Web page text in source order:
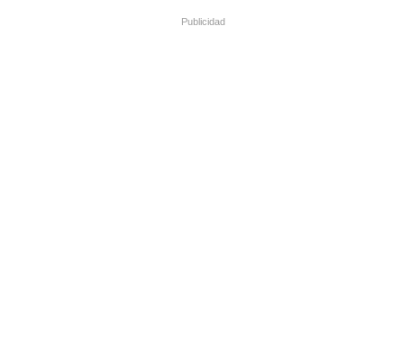
Publicidad